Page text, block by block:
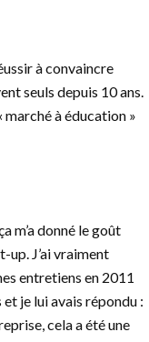
à convaincre
seuls depuis 10 ans.
marché à éducation »
m’a donné le goût
up. J’ai vraiment
entretiens en 2011
et je lui avais répondu :
cela a été une